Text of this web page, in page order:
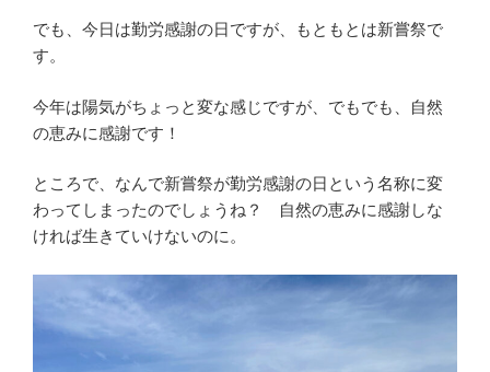
でも、今日は勤労感謝の日ですが、もともとは新嘗祭で
す。
今年は陽気がちょっと変な感じですが、でもでも、自然
の恵みに感謝です！
ところで、なんで新嘗祭が勤労感謝の日という名称に変
わってしまったのでしょうね？ 自然の恵みに感謝しな
ければ生きていけないのに。